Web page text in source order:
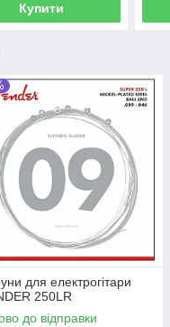
Купити
для електрогітари
250LR
до відправки